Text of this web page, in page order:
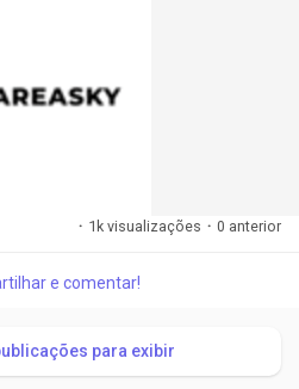
· 1k visualizações · 0 anterior
e comentar!
para exibir